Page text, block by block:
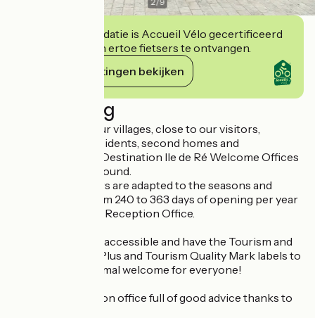
Deze accommodatie is Accueil Vélo gecertificeerd
en verbindt zich ertoe fietsers te ontvangen.
Haar verplichtingen bekijken
Beschrijving
In the centre of our villages, close to our visitors,
partners, local residents, second homes and
associations, the Destination Ile de Ré Welcome Offices
are open all year round.
Our opening hours are adapted to the seasons and
guarantee you from 240 to 363 days of opening per year
depending on the Reception Office.
All our offices are accessible and have the Tourism and
Handicap, Family Plus and Tourism Quality Mark labels to
guarantee an optimal welcome for everyone!
Leave the reception office full of good advice thanks to